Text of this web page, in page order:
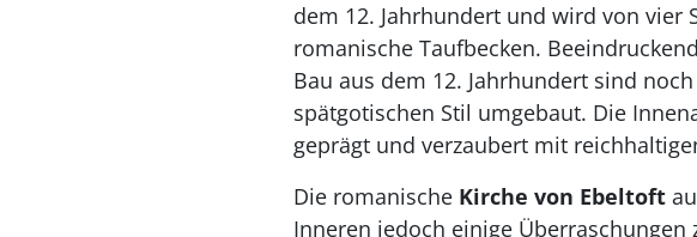
dem 12. Jahrhundert und wird von vier
romanische Taufbecken.
Bau aus dem 12. Jahrhundert sind
spätgotischen Stil umgebaut. Die
geprägt und verzaubert mit
Die romanische Kirche von Ebeltoft
Inneren jedoch einige